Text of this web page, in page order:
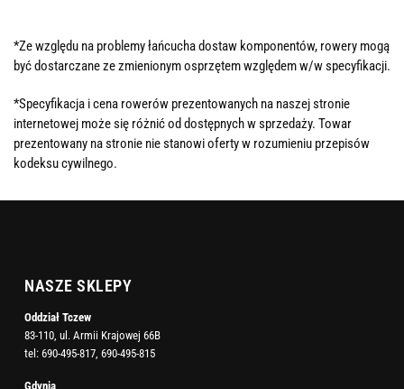
*Ze względu na problemy łańcucha dostaw komponentów, rowery mogą
być dostarczane ze zmienionym osprzętem względem w/w specyfikacji.
*Specyfikacja i cena rowerów prezentowanych na naszej stronie
internetowej może się różnić od dostępnych w sprzedaży. Towar
prezentowany na stronie nie stanowi oferty w rozumieniu przepisów
kodeksu cywilnego.
NASZE SKLEPY
Oddział Tczew
83-110, ul. Armii Krajowej 66B
tel: 690-495-817, 690-495-815
Gdynia